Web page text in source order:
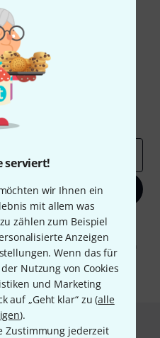
serviert!
wir Ihnen ein
mit allem was
zählen zum Beispiel
Anzeigen
Wenn das für
Nutzung von Cookies
und Marketing
auf „Geht klar“ zu (alle
).
Zustimmung jederzeit
und gewinne mit
Deals
Sie dem Erhalt von E-Mail-
Mail-Nutzungsverhaltens zu. Die
Informationen finden Sie in
.